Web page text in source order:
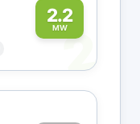
2.2
MW2